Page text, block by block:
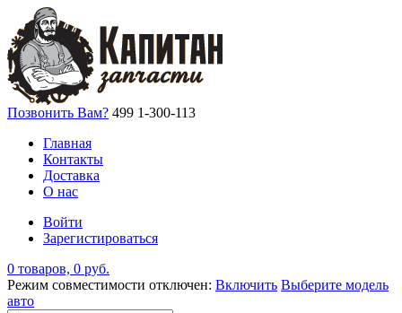
Позвонить Вам? 499 1-300-113
Главная
Контакты
Доставка
О нас
Войти
Зарегистироваться
0 товаров, 0 руб.
Режим совместимости отключен: Включить Выберите модель
авто